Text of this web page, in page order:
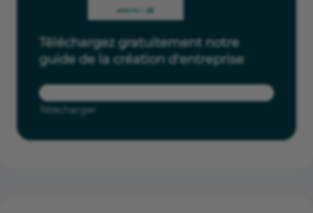
Téléchargez gratuitement notre
guide de la création d'entreprise
Télécharger